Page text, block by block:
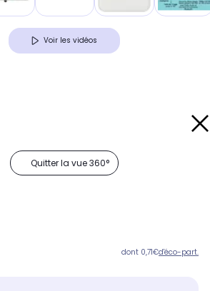
Voir les vidéos
Quitter la vue 360°
dont 0,71€d'éco-part.